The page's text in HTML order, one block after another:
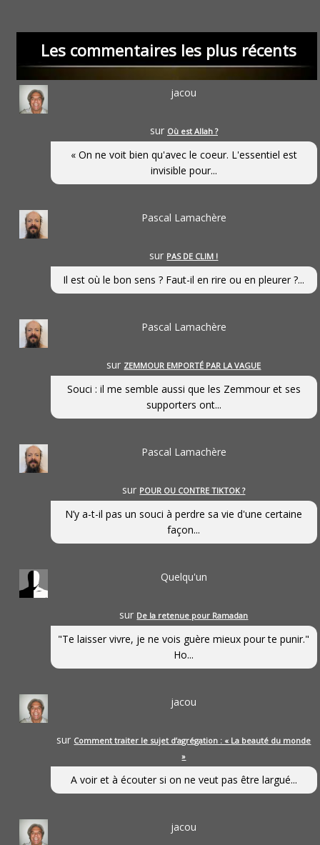
Les commentaires les plus récents
jacou
sur Où est Allah ?
« On ne voit bien qu'avec le coeur. L'essentiel est
invisible pour...
Pascal Lamachère
sur PAS DE CLIM !
Il est où le bon sens ? Faut-il en rire ou en pleurer ?...
Pascal Lamachère
sur ZEMMOUR EMPORTÉ PAR LA VAGUE
Souci : il me semble aussi que les Zemmour et ses
supporters ont...
Pascal Lamachère
sur POUR OU CONTRE TIKTOK ?
N’y a-t-il pas un souci à perdre sa vie d'une certaine
façon...
Quelqu'un
sur De la retenue pour Ramadan
"Te laisser vivre, je ne vois guère mieux pour te punir."
Ho...
jacou
sur Comment traiter le sujet d’agrégation : « La beauté du monde
»
A voir et à écouter si on ne veut pas être largué...
jacou